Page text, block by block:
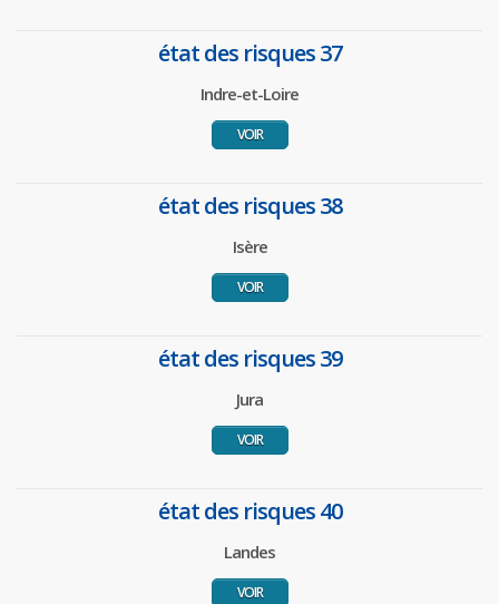
état des risques 37
Indre-et-Loire
VOIR
état des risques 38
Isère
VOIR
état des risques 39
Jura
VOIR
état des risques 40
Landes
VOIR